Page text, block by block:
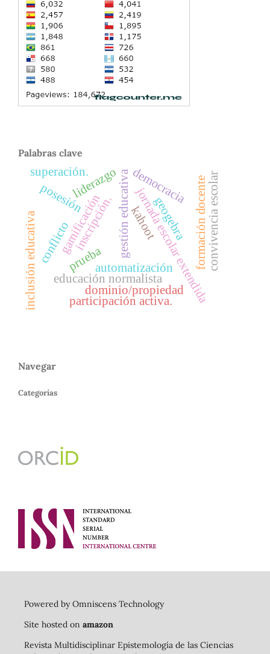
Palabras clave
gestión educativajornada escolar extendida
automatización
gamificación formación docente
educación normalista
kahoot
posesión
dominio/propiedad
prueba
inscripción.
conflicto
democracia convivencia escolar
liderazgo
participación activa.
geogebra
inclusión educativa
superación.
Navegar
Categorías
Powered by Omniscens Technology
Site hosted on amazon
Revista Multidisciplinar Epistemología de las Ciencias